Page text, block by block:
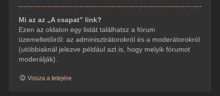
Mi az az „A csapat” link?
Ezen az oldalon egy listát találhatsz a fórum
üzemeltetőiről: az adminisztrátorokról és a moderátorokról
(utóbbiaknál jelezve például azt is, hogy melyik fórumot
moderálják).
Vissza a tetejére